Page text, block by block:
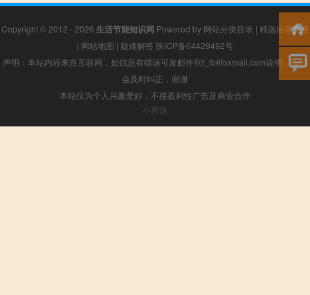
Copyright © 2012 - 2026 生活节能知识网 Powered by 网站分类目录 | 精选推荐文章
| 网站地图 | 疑难解答 陕ICP备04429492号
声明：本站内容来自互联网，如信息有错误可发邮件到f_fb#foxmail.com说明，我们
会及时纠正，谢谢
本站仅为个人兴趣爱好，不接盈利性广告及商业合作
小男孩